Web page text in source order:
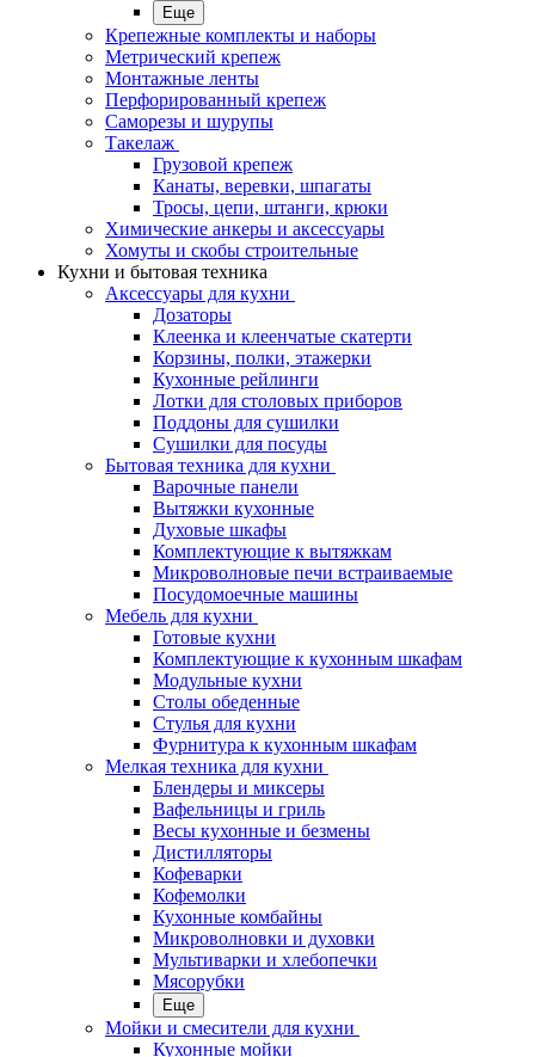
Еще
Крепежные комплекты и наборы
Метрический крепеж
Монтажные ленты
Перфорированный крепеж
Саморезы и шурупы
Такелаж
Грузовой крепеж
Канаты, веревки, шпагаты
Тросы, цепи, штанги, крюки
Химические анкеры и аксессуары
Хомуты и скобы строительные
Кухни и бытовая техника
Аксессуары для кухни
Дозаторы
Клеенка и клеенчатые скатерти
Корзины, полки, этажерки
Кухонные рейлинги
Лотки для столовых приборов
Поддоны для сушилки
Сушилки для посуды
Бытовая техника для кухни
Варочные панели
Вытяжки кухонные
Духовые шкафы
Комплектующие к вытяжкам
Микроволновые печи встраиваемые
Посудомоечные машины
Мебель для кухни
Готовые кухни
Комплектующие к кухонным шкафам
Модульные кухни
Столы обеденные
Стулья для кухни
Фурнитура к кухонным шкафам
Мелкая техника для кухни
Блендеры и миксеры
Вафельницы и гриль
Весы кухонные и безмены
Дистилляторы
Кофеварки
Кофемолки
Кухонные комбайны
Микроволновки и духовки
Мультиварки и хлебопечки
Мясорубки
Еще
Мойки и смесители для кухни
Кухонные мойки